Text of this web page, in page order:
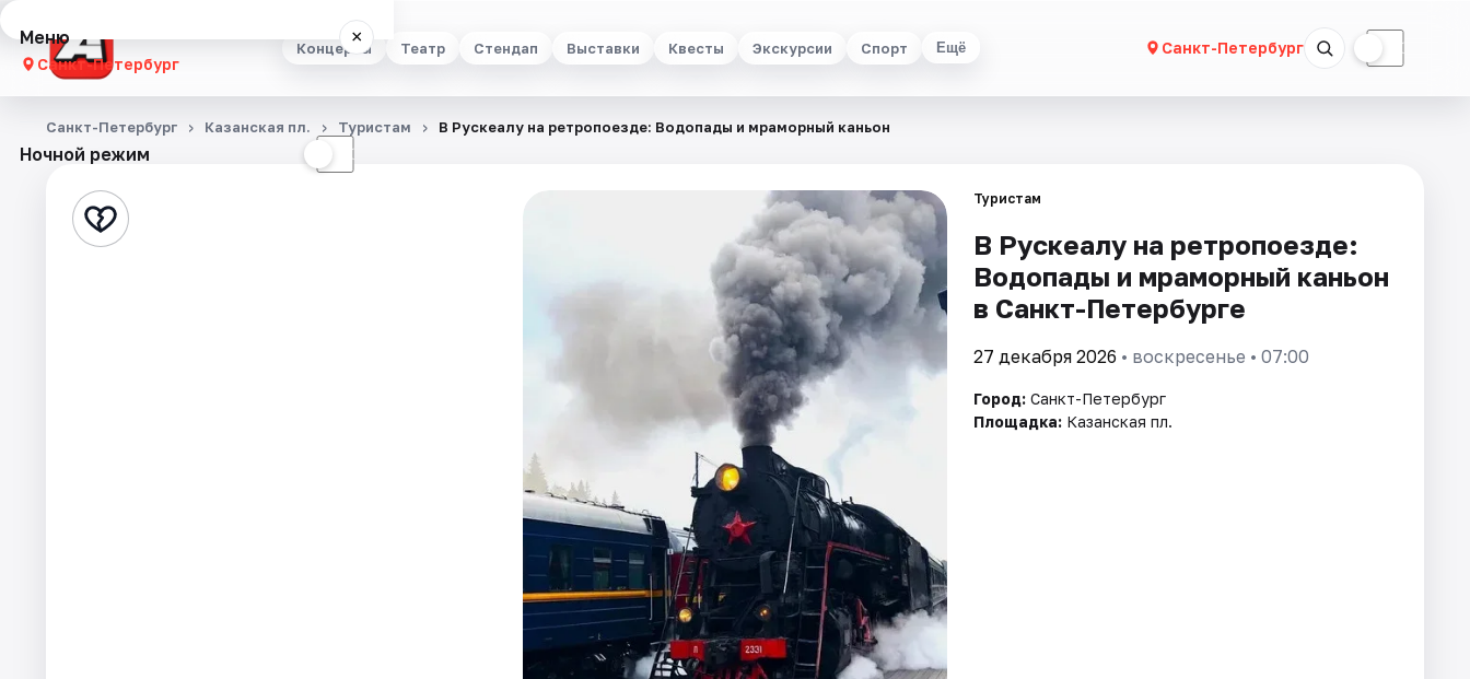
Концерты Театр Стендап Выставки Квесты Экскурсии Спорт Ещё Санкт-Петербург ☾
Меню ×
Санкт-Петербург
Концерты
Стендап
Ночной режим ☾
Санкт-Петербург Казанская пл. Туристам В Рускеалу на ретропоезде: Водопады и мраморный каньон
Туристам
В Рускеалу на ретропоезде:
Водопады и мраморный каньон
в Санкт-Петербурге
27 декабря 2026 • воскресенье • 07:00
Город: Санкт-Петербург
Площадка: Казанская пл.